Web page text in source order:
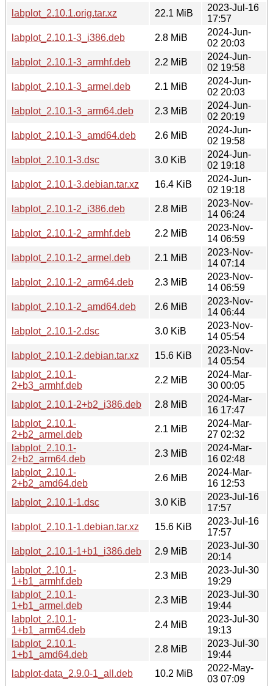
labplot_2.10.1.orig.tar.xz
22.1 MiB
2023-Jul-16
17:57
labplot_2.10.1-3_i386.deb
2.8 MiB
2024-Jun-
02 20:03
labplot_2.10.1-3_armhf.deb
2.2 MiB
2024-Jun-
02 19:58
labplot_2.10.1-3_armel.deb
2.1 MiB
2024-Jun-
02 20:03
labplot_2.10.1-3_arm64.deb
2.3 MiB
2024-Jun-
02 20:19
labplot_2.10.1-3_amd64.deb
2.6 MiB
2024-Jun-
02 19:58
labplot_2.10.1-3.dsc
3.0 KiB
2024-Jun-
02 19:18
labplot_2.10.1-3.debian.tar.xz
16.4 KiB
2024-Jun-
02 19:18
labplot_2.10.1-2_i386.deb
2.8 MiB
2023-Nov-
14 06:24
labplot_2.10.1-2_armhf.deb
2.2 MiB
2023-Nov-
14 06:59
labplot_2.10.1-2_armel.deb
2.1 MiB
2023-Nov-
14 07:14
labplot_2.10.1-2_arm64.deb
2.3 MiB
2023-Nov-
14 06:59
labplot_2.10.1-2_amd64.deb
2.6 MiB
2023-Nov-
14 06:44
labplot_2.10.1-2.dsc
3.0 KiB
2023-Nov-
14 05:54
labplot_2.10.1-2.debian.tar.xz
15.6 KiB
2023-Nov-
14 05:54
labplot_2.10.1-
2+b3_armhf.deb
2.2 MiB
2024-Mar-
30 00:05
labplot_2.10.1-2+b2_i386.deb
2.8 MiB
2024-Mar-
16 17:47
labplot_2.10.1-
2+b2_armel.deb
2.1 MiB
2024-Mar-
27 02:32
labplot_2.10.1-
2+b2_arm64.deb
2.3 MiB
2024-Mar-
16 02:48
labplot_2.10.1-
2+b2_amd64.deb
2.6 MiB
2024-Mar-
16 12:53
labplot_2.10.1-1.dsc
3.0 KiB
2023-Jul-16
17:57
labplot_2.10.1-1.debian.tar.xz
15.6 KiB
2023-Jul-16
17:57
labplot_2.10.1-1+b1_i386.deb
2.9 MiB
2023-Jul-30
20:14
labplot_2.10.1-
1+b1_armhf.deb
2.3 MiB
2023-Jul-30
19:29
labplot_2.10.1-
1+b1_armel.deb
2.3 MiB
2023-Jul-30
19:44
labplot_2.10.1-
1+b1_arm64.deb
2.4 MiB
2023-Jul-30
19:13
labplot_2.10.1-
1+b1_amd64.deb
2.8 MiB
2023-Jul-30
19:44
labplot-data_2.9.0-1_all.deb
10.2 MiB
2022-May-
03 07:09